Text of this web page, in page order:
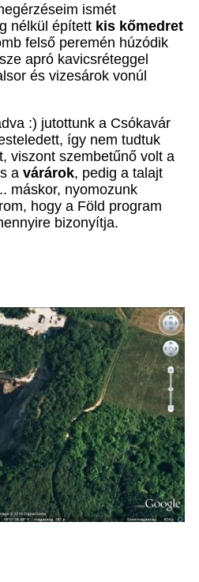
ismét
nélkül épített kis kőmedret
felső peremén húzódik
apró kavicsréteggel
és vizesárok vonúl
:) jutottunk a Csókavár
így nem tudtuk
viszont szembetűnő volt a
a várárok, pedig a talajt
máskor, nyomozunk
hogy a Föld program
bizonyítja.